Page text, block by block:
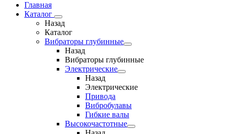
Главная
Каталог
Назад
Каталог
Вибраторы глубинные
Назад
Вибраторы глубинные
Электрические
Назад
Электрические
Привода
Вибробулавы
Гибкие валы
Высокочастотные